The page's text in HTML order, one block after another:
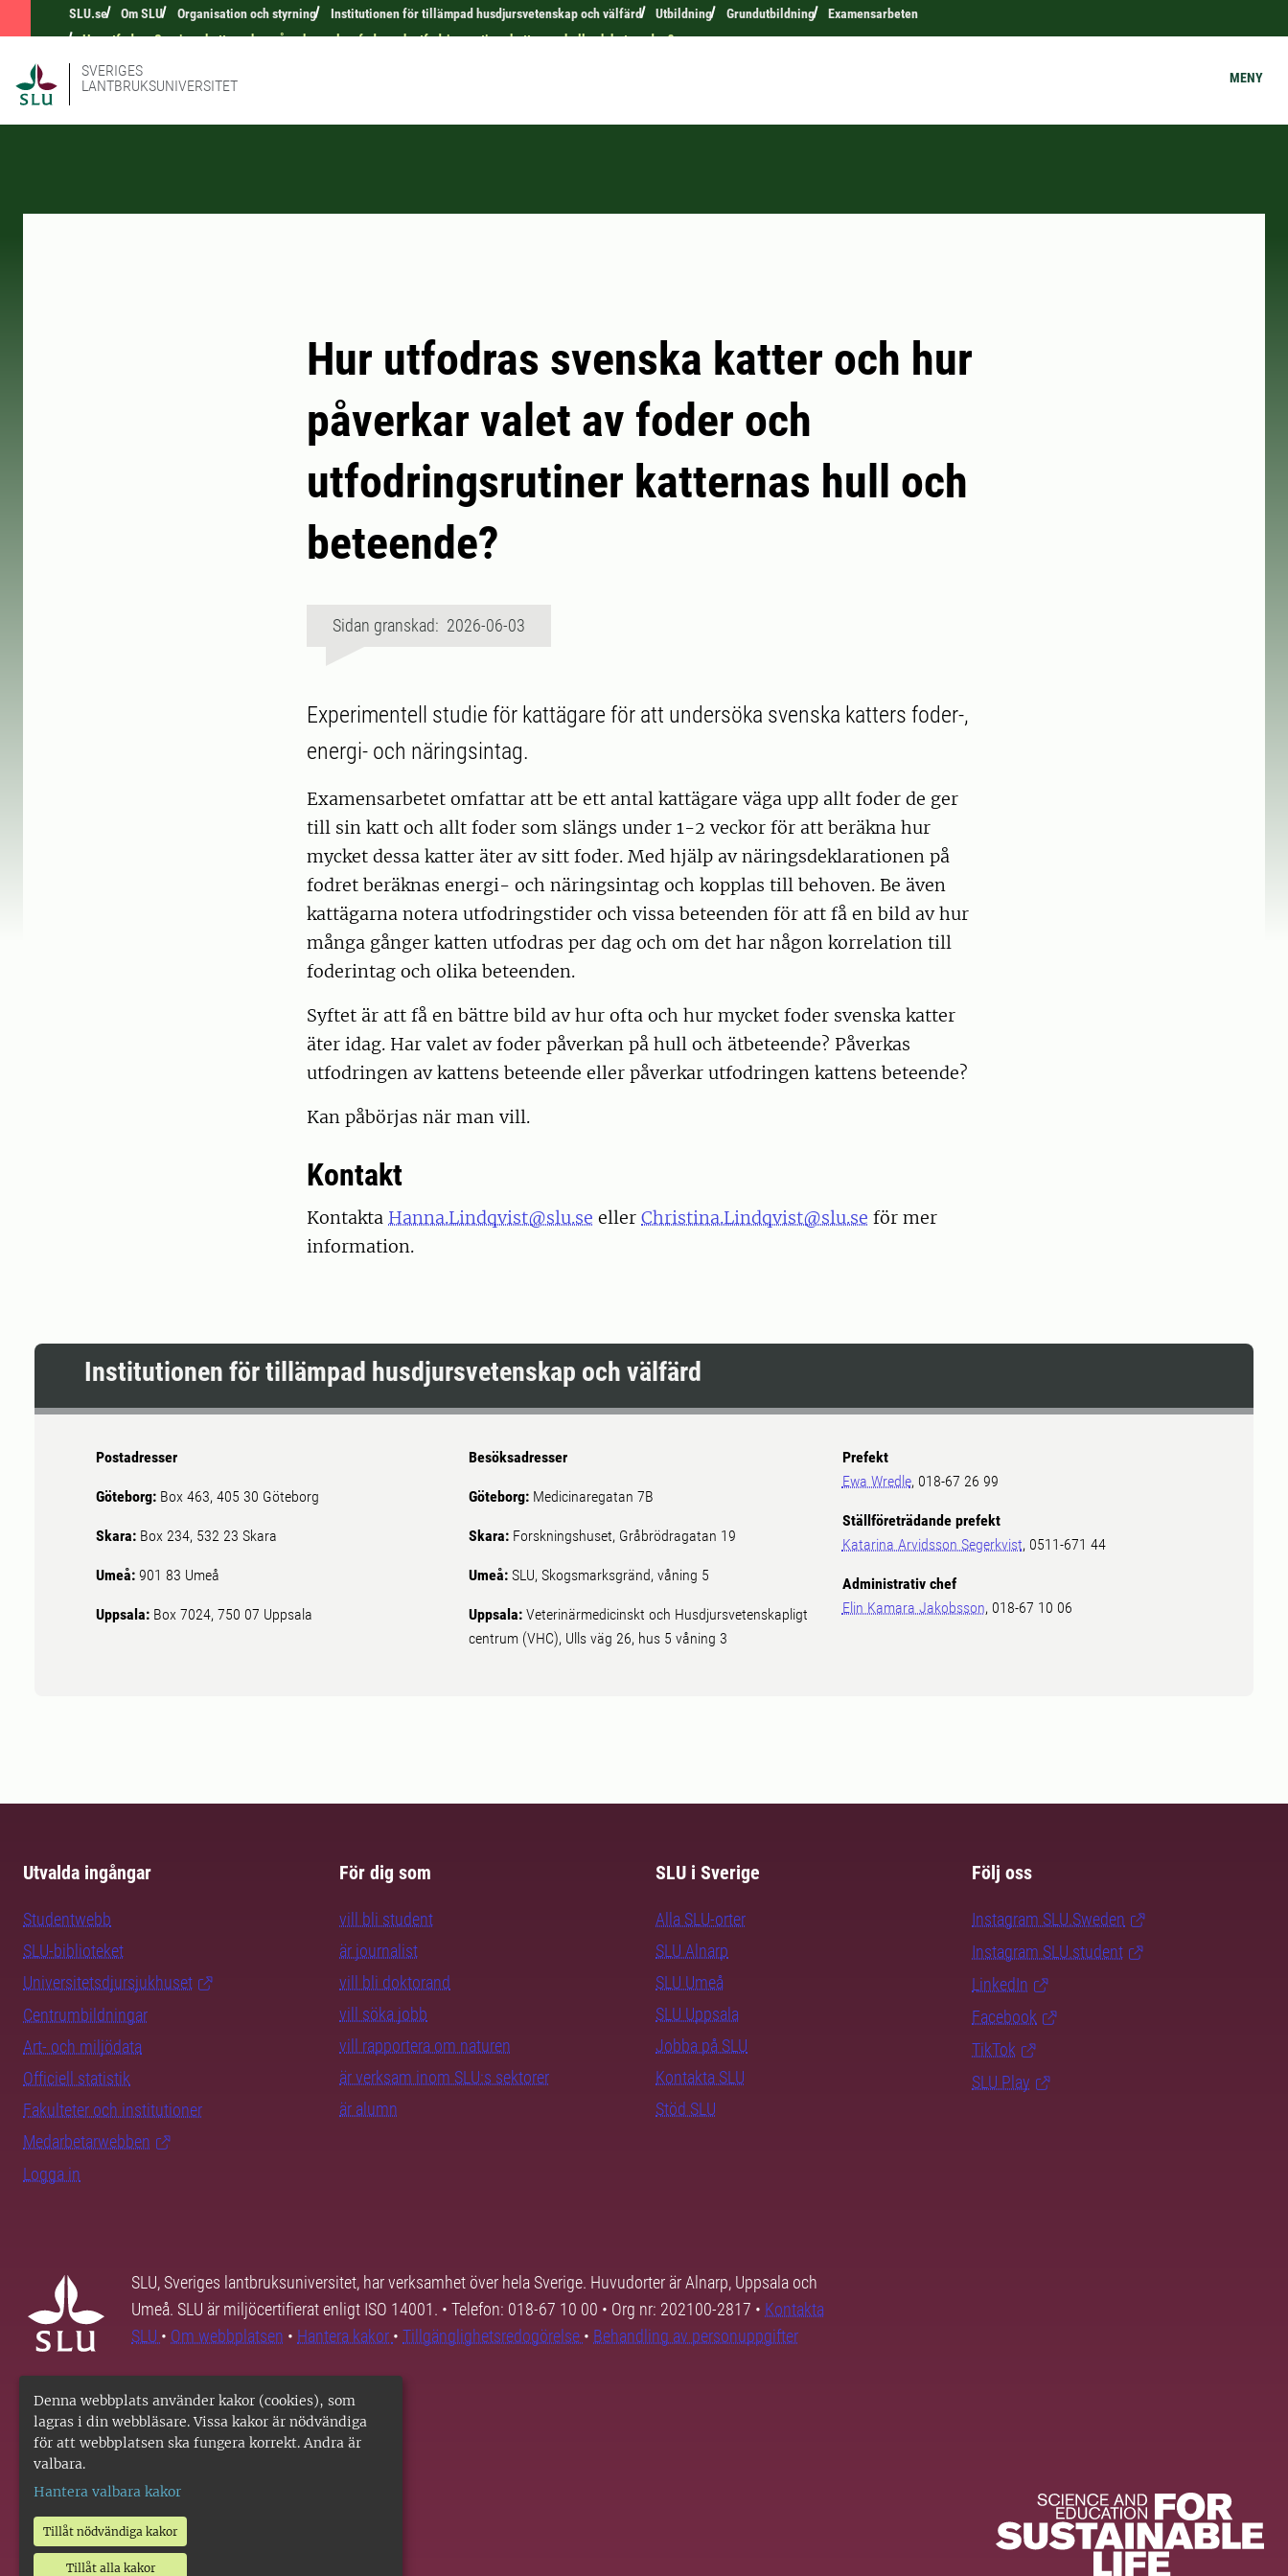
Denna webbplats använder kakor (cookies), som
lagras i din webbläsare. Vissa kakor är nödvändiga
för att webbplatsen ska fungera korrekt. Andra är
valbara.
Hantera valbara kakor
Tillåt nödvändiga kakor
Tillåt alla kakor
SLU.se Om SLU Organisation och styrning Institutionen för tillämpad husdjursvetenskap och välfärd Utbildning Grundutbildning
Examensarbeten
Hur utfodras Sveriges katter – hur påverkar val av foder och utfodringsrutiner katternas hull och beteenden?
SVERIGES
LANTBRUKSUNIVERSITET
MENY
Hur utfodras svenska katter och hur
påverkar valet av foder och
utfodringsrutiner katternas hull och
beteende?
Sidan granskad: 2026-06-03
Experimentell studie för kattägare för att undersöka svenska katters foder-,
energi- och näringsintag.
Examensarbetet omfattar att be ett antal kattägare väga upp allt foder de ger
till sin katt och allt foder som slängs under 1-2 veckor för att beräkna hur
mycket dessa katter äter av sitt foder. Med hjälp av näringsdeklarationen på
fodret beräknas energi- och näringsintag och kopplas till behoven. Be även
kattägarna notera utfodringstider och vissa beteenden för att få en bild av hur
många gånger katten utfodras per dag och om det har någon korrelation till
foderintag och olika beteenden.
Syftet är att få en bättre bild av hur ofta och hur mycket foder svenska katter
äter idag. Har valet av foder påverkan på hull och ätbeteende? Påverkas
utfodringen av kattens beteende eller påverkar utfodringen kattens beteende?
Kan påbörjas när man vill.
Kontakt
Kontakta Hanna.Lindqvist@slu.se eller Christina.Lindqvist@slu.se för mer
information.
Institutionen för tillämpad husdjursvetenskap och välfärd
Postadresser
Göteborg: Box 463, 405 30 Göteborg
Skara: Box 234, 532 23 Skara
Umeå: 901 83 Umeå
Uppsala: Box 7024, 750 07 Uppsala
Besöksadresser
Göteborg: Medicinaregatan 7B
Skara: Forskningshuset, Gråbrödragatan 19
Umeå:SLU, Skogsmarksgränd, våning 5
Uppsala: Veterinärmedicinskt och Husdjursvetenskapligt
centrum (VHC), Ulls väg 26, hus 5 våning 3
Prefekt
Ewa Wredle, 018-67 26 99
Ställföreträdande prefekt
Katarina Arvidsson Segerkvist, 0511-671 44
Administrativ chef
Elin Kamara Jakobsson, 018-67 10 06
Utvalda ingångar
Studentwebb
SLU-biblioteket
Universitetsdjursjukhuset
Centrumbildningar
Art- och miljödata
Officiell statistik
Fakulteter och institutioner
Medarbetarwebben
Logga in
För dig som
vill bli student
är journalist
vill bli doktorand
vill söka jobb
vill rapportera om naturen
är verksam inom SLU:s sektorer
är alumn
SLU i Sverige
Alla SLU-orter
SLU Alnarp
SLU Umeå
SLU Uppsala
Jobba på SLU
Kontakta SLU
Stöd SLU
Följ oss
Instagram SLU.Sweden
Instagram SLU.student
LinkedIn
Facebook
TikTok
SLU Play
SLU, Sveriges lantbruksuniversitet, har verksamhet över hela Sverige. Huvudorter är Alnarp, Uppsala och
Umeå. SLU är miljöcertifierat enligt ISO 14001. • Telefon: 018-67 10 00 • Org nr: 202100-2817 • Kontakta
SLU • Om webbplatsen • Hantera kakor • Tillgänglighetsredogörelse • Behandling av personuppgifter